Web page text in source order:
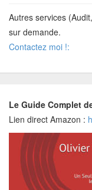
Autres services
sur demande.
Contactez moi !:
Le Guide Complet
Lien direct Amazon :